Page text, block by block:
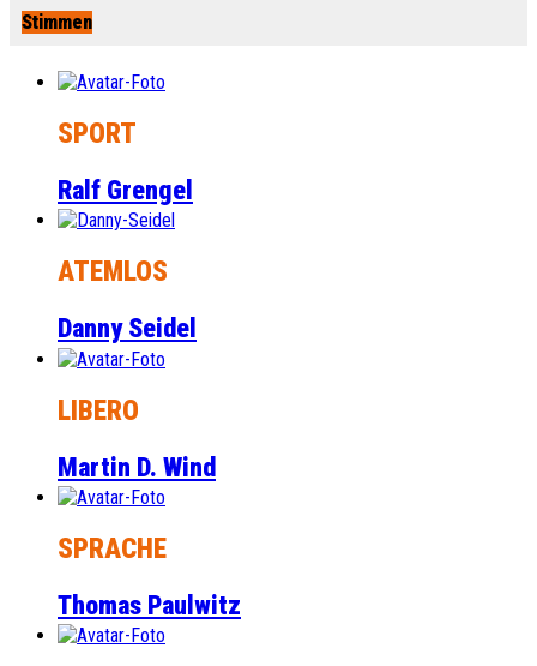
Stimmen
SPORT
Ralf Grengel
ATEMLOS
Danny Seidel
LIBERO
Martin D. Wind
SPRACHE
Thomas Paulwitz